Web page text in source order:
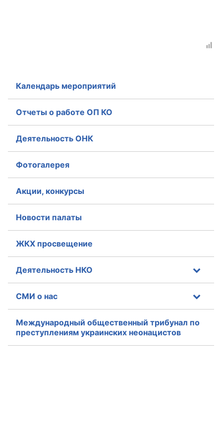
Календарь мероприятий
Отчеты о работе ОП КО
Деятельность ОНК
Фотогалерея
Акции, конкурсы
Новости палаты
ЖКХ просвещение
Деятельность НКО
СМИ о нас
Международный общественный трибунал по
преступлениям украинских неонацистов